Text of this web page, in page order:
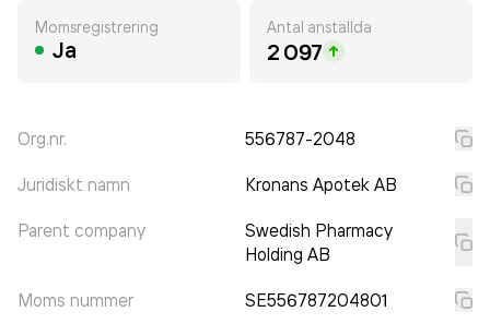
Momsregistrering
Ja
Antal anställda
2 097
Org.nr. 556787-2048
Juridiskt namn Kronans Apotek AB
Parent company
Swedish Pharmacy
Holding AB
Moms nummer SE556787204801